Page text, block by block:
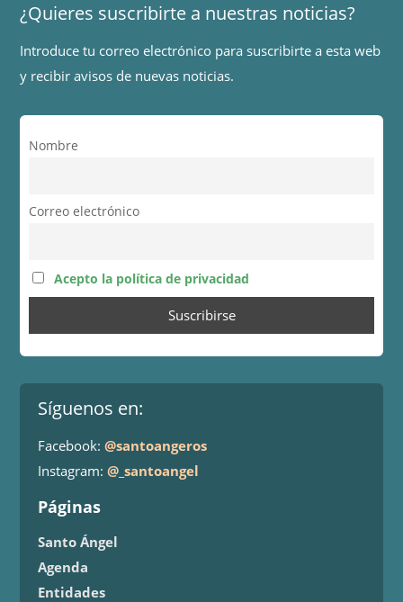
¿Quieres suscribirte a nuestras noticias?
Introduce tu correo electrónico para suscribirte a esta web
y recibir avisos de nuevas noticias.
Nombre
Correo electrónico
Acepto la política de privacidad
Síguenos en:
Facebook:@santoangeros
Instagram:@_santoangel
Páginas
Santo Ángel
Agenda
Entidades